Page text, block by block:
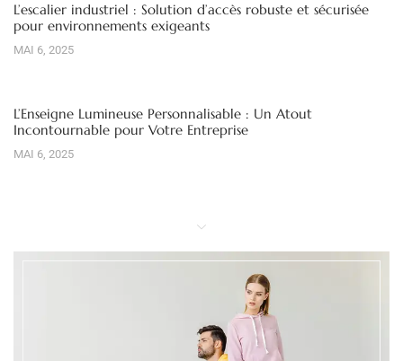
L’escalier industriel : Solution d’accès robuste et sécurisée
pour environnements exigeants
MAI 6, 2025
L’Enseigne Lumineuse Personnalisable : Un Atout
Incontournable pour Votre Entreprise
MAI 6, 2025